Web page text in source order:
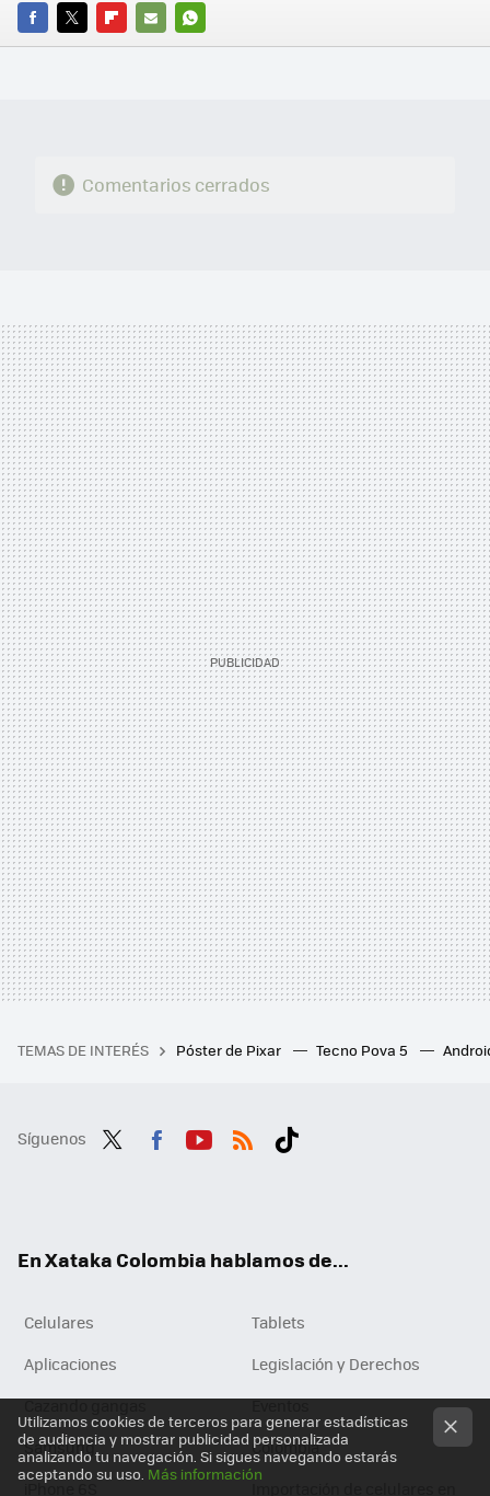
FACEBOOK
TWITTERFLIPBOARD
E-
WHATSAPP
Comentarios cerrados
TEMAS DE INTERÉS Póster de Pixar Tecno Pova 5
Síguenos
En Xataka Colombia hablamos de...
Celulares
Tablets
Aplicaciones
Legislación y Derechos
Cazando gangas
Eventos
Samsung
Colombia
iPhone 6S
Utilizamos cookies de terceros para generar estadísticas
de audiencia y mostrar publicidad personalizada
analizando tu navegación. Si sigues navegando estarás
aceptando su uso. Más información